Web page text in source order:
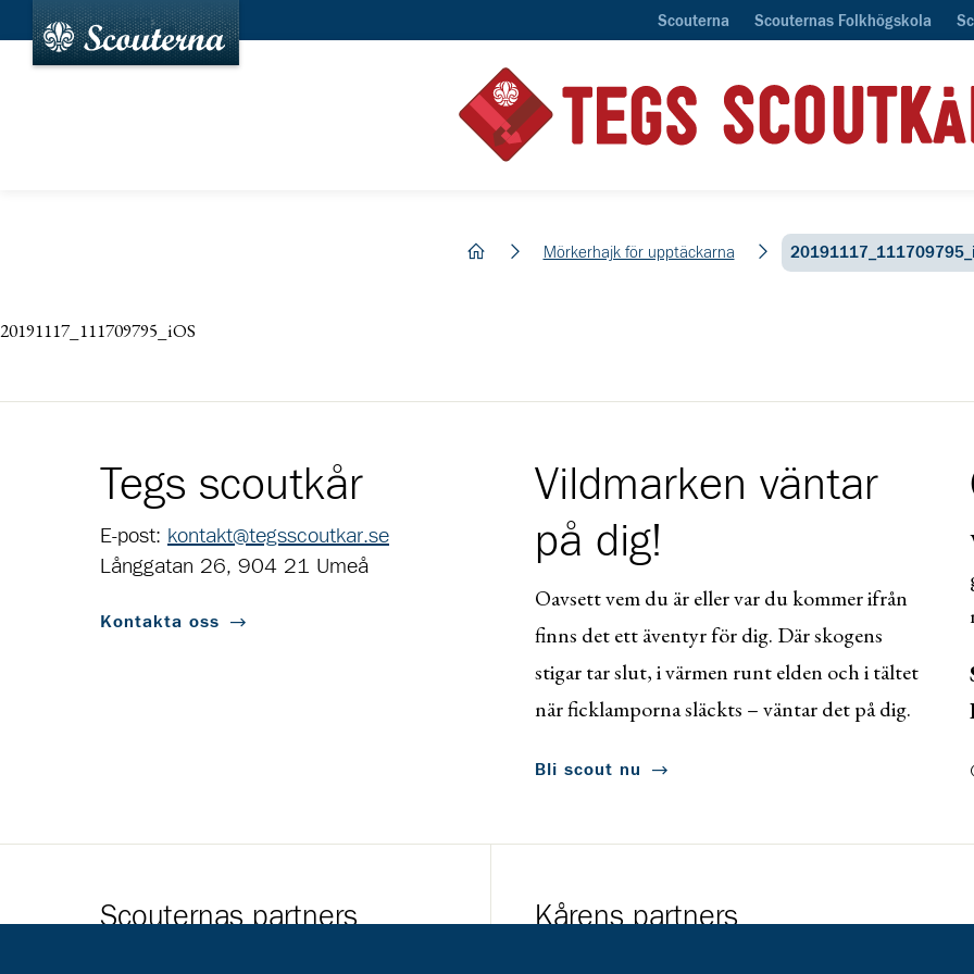
Scouterna Scouternas Folkhögskola
hem Mörkerhajk för upptäckarna
20191117_111709795_iOS
Tegs scoutkår
E-post: kontakt@tegsscoutkar.se
Långgatan 26, 904 21 Umeå
Kontakta oss
Vildmarken väntar
på dig!
Oavsett vem du är eller var du kommer ifrån
finns det ett äventyr för dig. Där skogens
stigar tar slut, i värmen runt elden och i tältet
när ficklamporna släckts – väntar det på dig.
Bli scout nu
Scouternas partners Kårens partners